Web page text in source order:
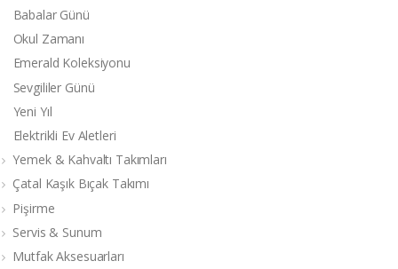
Babalar Günü
Okul Zamanı
Emerald Koleksiyonu
Sevgililer Günü
Yeni Yıl
Elektrikli Ev Aletleri
Yemek & Kahvaltı Takımları
Çatal Kaşık Bıçak Takımı
Pişirme
Servis & Sunum
Mutfak Aksesuarları